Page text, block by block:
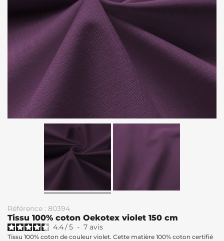
Référence : 80394
Tissu 100% coton Oekotex violet 150 cm
4.4/5 - 7 avis
Tissu 100% coton de couleur violet. Cette matière 100% coton certifié